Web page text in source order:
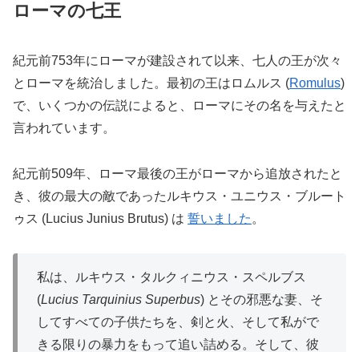
ローマの七王
紀元前753年にローマが建設されて以来、七人の王が次々
とローマを統治しました。最初の王はロムルス (Romulus)
で、いくつかの伝説によると、ローマにその名を与えたと
言われています。
紀元前509年、ローマ最後の王がローマから追放されたと
き、彼の最大の敵であったルキウス・ユニウス・ブルート
ゥス (Lucius Junius Brutus) は 誓いました 。
私は、ルキウス・タルクィニウス・スペルブス
(Lucius Tarquinius Superbus) とその邪悪な妻、そ
してすべての子供たちを、剣と火、そして私がで
きる限りの暴力をもって追い詰める。そして、彼